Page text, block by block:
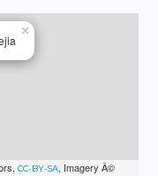
×
CC-BY-SA, Imagery Â©